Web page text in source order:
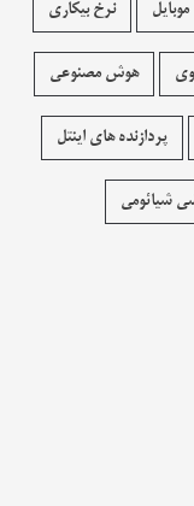
موبایل نرخ بیکاری
هوش مصنوعی
پردازنده های اینتل
شیائومی